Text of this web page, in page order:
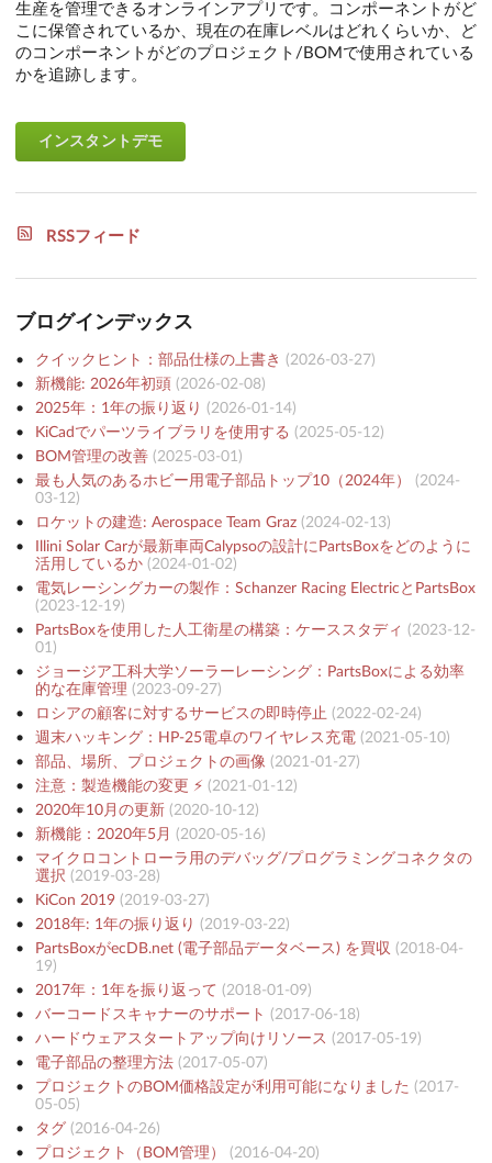
生産を管理できるオンラインアプリです。コンポーネントがど
こに保管されているか、現在の在庫レベルはどれくらいか、ど
のコンポーネントがどのプロジェクト/BOMで使用されている
かを追跡します。
インスタントデモ
RSSフィード
ブログインデックス
クイックヒント：部品仕様の上書き (2026-03-27)
新機能: 2026年初頭 (2026-02-08)
2025年：1年の振り返り (2026-01-14)
KiCadでパーツライブラリを使用する (2025-05-12)
BOM管理の改善(2025-03-01 )
最も人気のあるホビー用電子部品トップ10（2024年）
(2024-
03-12)
ロケットの建造: Aerospace Team Graz(2024-02-13)
Illini Solar Carが最新車両Calypsoの設計にPartsBoxをどのように
活用しているか(2024-01-02)
電気レーシングカーの製作：Schanzer Racing ElectricとPartsBox
(2023-12-19)
PartsBoxを使用した人工衛星の構築：ケーススタディ (2023-12-
01 )
ジョージア工科大学ソーラーレーシング：PartsBoxによる効率
的な在庫管理 (2023-09-27)
ロシアの顧客に対するサービスの即時停止 (2022-02-24)
週末ハッキング：HP-25電卓のワイヤレス充電(2021-05-10)
部品、場所、プロジェクトの画像 (2021-01-27)
注意：製造機能の変更 ⚡️ (2021-01-12)
2020年10月の更新(2020-10-12)
新機能：2020年5月 (2020-05-16)
マイクロコントローラ用のデバッグ/プログラミングコネクタの
選択 (2019-03-28)
KiCon 2019(2019-03-27)
2018年: 1年の振り返り (2019-03-22)
PartsBoxがecDB.net (電子部品データベース) を買収 (2018-04-
19)
2017年：1年を振り返って (2018-01-09)
バーコードスキャナーのサポート (2017-06-18)
ハードウェアスタートアップ向けリソース (2017-05-19)
電子部品の整理方法(2017-05-07)
プロジェクトのBOM価格設定が利用可能になりました (2017-
05-05)
タグ(2016-04-26)
プロジェクト（BOM管理）
(2016-04-20)